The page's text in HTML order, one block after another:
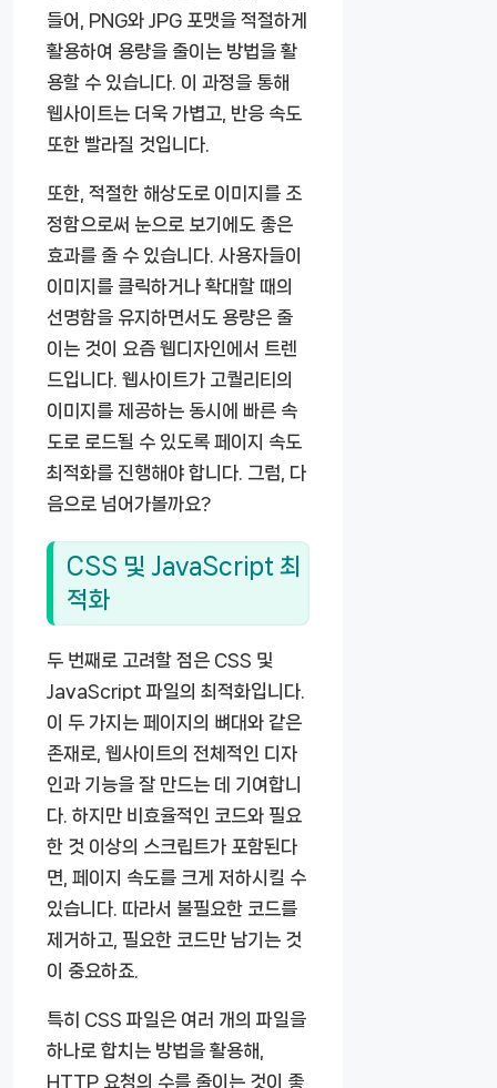
들어, PNG와 JPG 포맷을 적절하게
활용하여 용량을 줄이는 방법을 활
용할 수 있습니다. 이 과정을 통해
웹사이트는 더욱 가볍고, 반응 속도
또한 빨라질 것입니다.
또한, 적절한 해상도로 이미지를 조
정함으로써 눈으로 보기에도 좋은
효과를 줄 수 있습니다. 사용자들이
이미지를 클릭하거나 확대할 때의
선명함을 유지하면서도 용량은 줄
이는 것이 요즘 웹디자인에서 트렌
드입니다. 웹사이트가 고퀄리티의
이미지를 제공하는 동시에 빠른 속
도로 로드될 수 있도록 페이지 속도
최적화를 진행해야 합니다. 그럼, 다
음으로 넘어가볼까요?
CSS 및 JavaScript 최
적화
두 번째로 고려할 점은 CSS 및
JavaScript 파일의 최적화입니다.
이 두 가지는 페이지의 뼈대와 같은
존재로, 웹사이트의 전체적인 디자
인과 기능을 잘 만드는 데 기여합니
다. 하지만 비효율적인 코드와 필요
한 것 이상의 스크립트가 포함된다
면, 페이지 속도를 크게 저하시킬 수
있습니다. 따라서 불필요한 코드를
제거하고, 필요한 코드만 남기는 것
이 중요하죠.
특히 CSS 파일은 여러 개의 파일을
하나로 합치는 방법을 활용해,
HTTP 요청의 수를 줄이는 것이 좋